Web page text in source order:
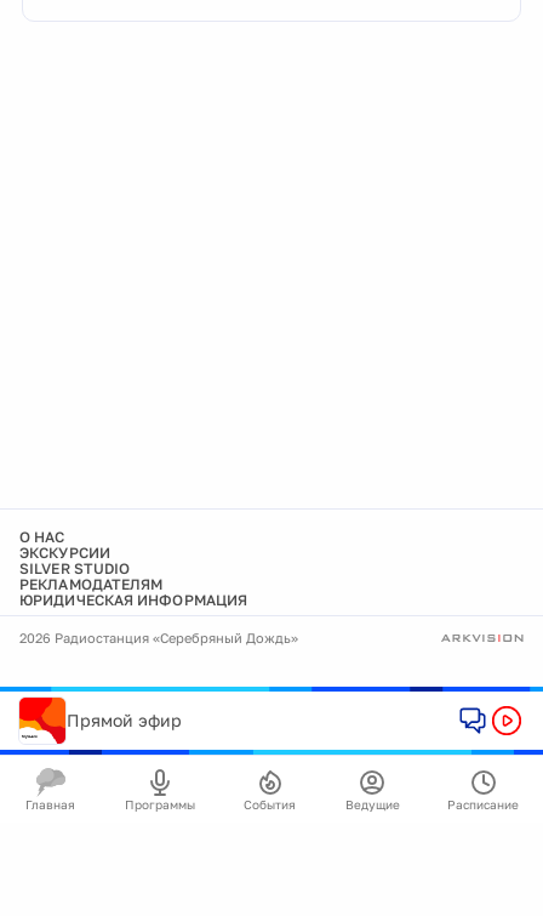
О НАС
ЭКСКУРСИИ
SILVER STUDIO
РЕКЛАМОДАТЕЛЯМ
ЮРИДИЧЕСКАЯ ИНФОРМАЦИЯ
2026 Радиостанция «Серебряный Дождь»
Прямой эфир
Главная Программы События Ведущие Расписание